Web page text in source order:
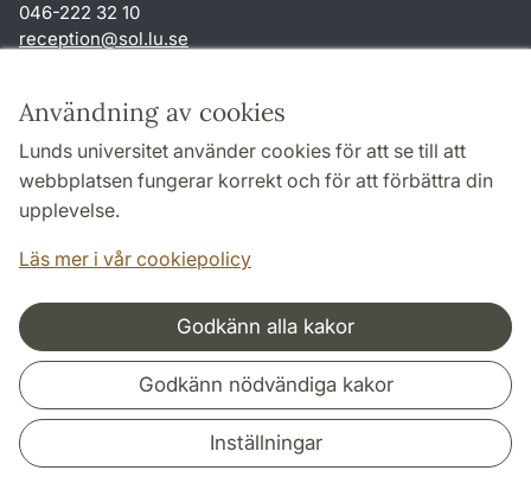
Användning av cookies
Lunds universitet använder cookies för att se till att
webbplatsen fungerar korrekt och för att förbättra din
upplevelse.
Läs mer i vår cookiepolicy
Godkänn alla kakor
Godkänn nödvändiga kakor
Inställningar
046-222 32 10
reception@sol.lu.se
Genvägar
Om webbplatsen och cookies
Behandling av personuppgifter
Tillgänglighetsredogörelse
Samarbeten och nätverk